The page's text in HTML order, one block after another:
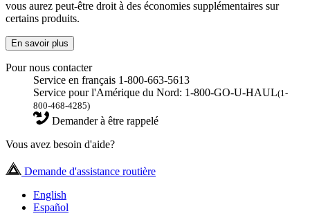
vous aurez peut-être droit à des économies supplémentaires sur
certains produits.
En savoir plus
Pour nous contacter
Service en français 1-800-663-5613
Service pour l'Amérique du Nord: 1-800-GO-U-HAUL(1-
800-468-4285)
Demander à être rappelé
Vous avez besoin d'aide?
Demande d'assistance routière
English
Español